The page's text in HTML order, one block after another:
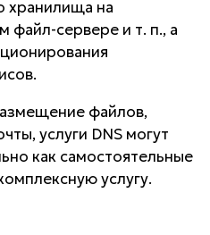
хранилища на
файл-сервере и т. п., а
файлов,
услуги DNS могут
как самостоятельные
услугу.